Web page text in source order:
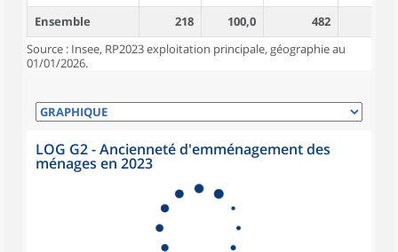
Ensemble
218 100,0 482
Source : Insee, RP2023 exploitation principale, géographie au
01/01/2026.
LOG G2 - Ancienneté d'emménagement des
ménages en 2023